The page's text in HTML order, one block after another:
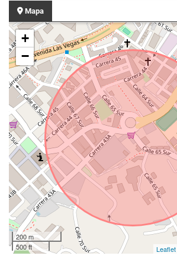
Mapa
+
−
200 m
500 ft
Leaflet